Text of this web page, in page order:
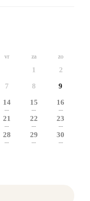
vr za zo
1 2
7 8 9
14
---
15
---
16
---
21
---
22
---
23
---
28
---
29
---
30
---